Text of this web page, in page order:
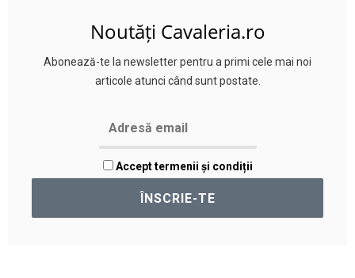
Noutăți Cavaleria.ro
Abonează-te la newsletter pentru a primi cele mai noi
articole atunci când sunt postate.
Accept termenii și condiții